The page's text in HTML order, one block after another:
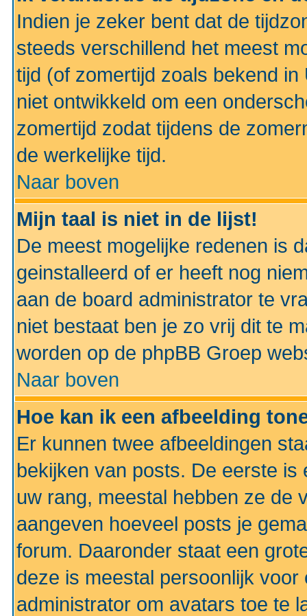
Indien je zeker bent dat de
steeds verschillend het meest
tijd (of zomertijd zoals bekend
niet ontwikkeld om een
zomertijd zodat tijdens de
de werkelijke tijd.
Naar boven
Mijn taal is niet in de lijst!
De meest mogelijke redenen is
geinstalleerd of er heeft nog
aan de board administrator te
niet bestaat ben je zo vrij dit te
worden op de phpBB Groep
Naar boven
Hoe kan ik een afbeelding
Er kunnen twee afbeeldingen
bekijken van posts. De eerste
uw rang, meestal hebben ze de
aangeven hoeveel posts je
forum. Daaronder staat een
deze is meestal persoonlijk
administrator om avatars toe te